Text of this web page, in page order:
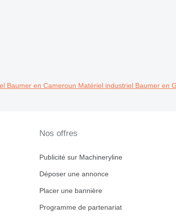
Baumer en Cameroun Matériel industriel Baumer en
Nos offres
Publicité sur Machineryline
Déposer une annonce
Placer une bannière
Programme de partenariat